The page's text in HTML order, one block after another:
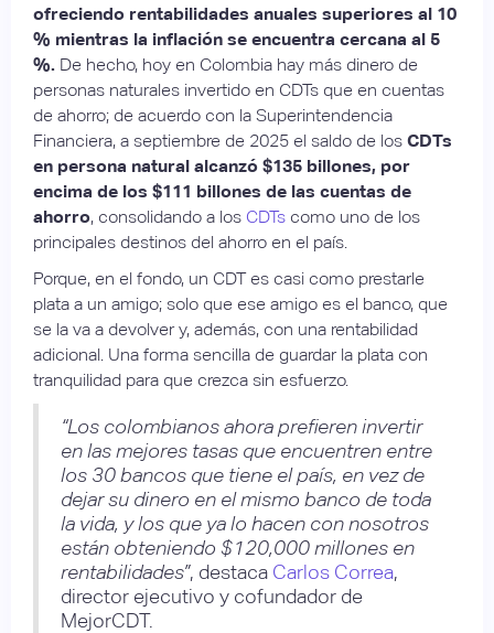
ofreciendo rentabilidades anuales superiores al 10
% mientras la inflación se encuentra cercana al 5
%. De hecho, hoy en Colombia hay más dinero de
personas naturales invertido en CDTs que en cuentas
de ahorro; de acuerdo con la Superintendencia
Financiera, a septiembre de 2025 el saldo de los CDTs
en persona natural alcanzó $135 billones, por
encima de los $111 billones de las cuentas de
ahorro, consolidando a los CDTs como uno de los
principales destinos del ahorro en el país.
Porque, en el fondo, un CDT es casi como prestarle
plata a un amigo; solo que ese amigo es el banco, que
se la va a devolver y, además, con una rentabilidad
adicional. Una forma sencilla de guardar la plata con
tranquilidad para que crezca sin esfuerzo.
“Los colombianos ahora prefieren invertir
en las mejores tasas que encuentren entre
los 30 bancos que tiene el país, en vez de
dejar su dinero en el mismo banco de toda
la vida, y los que ya lo hacen con nosotros
están obteniendo $120,000 millones en
rentabilidades”, destaca Carlos Correa,
director ejecutivo y cofundador de
MejorCDT.